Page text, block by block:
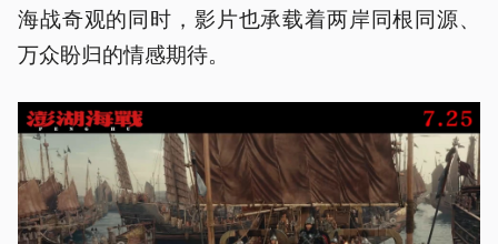
海战奇观的同时，影片也承载着两岸同根同源、
万众盼归的情感期待。